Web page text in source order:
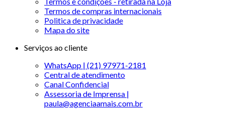
Termos de compras internacionais
Politica de privacidade
Mapa do site
Serviços ao cliente
WhatsApp | (21) 97971-2181
Central de atendimento
Canal Confidencial
Assessoria de Imprensa |
paula@agenciaamais.com.br